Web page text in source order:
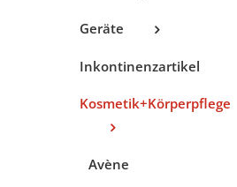
Geräte
Inkontinenzartikel
Kosmetik+Körperpflege
Avène